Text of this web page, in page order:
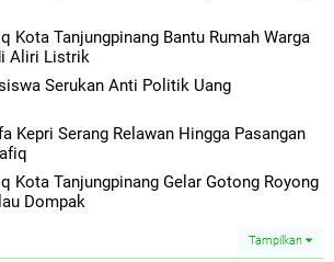
Kota Tanjungpinang Bantu Rumah Warga
Aliri Listrik
Serukan Anti Politik Uang
Kepri Serang Relawan Hingga Pasangan
Kota Tanjungpinang Gelar Gotong Royong
Dompak
Tampilkan